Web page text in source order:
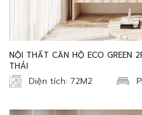
NỘI THẤT CĂN HỘ ECO GREEN
THÁI
Diện tích: 72M2